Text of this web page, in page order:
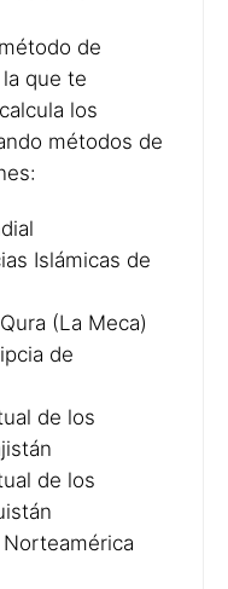
de
que te
los
métodos de
Islámicas de
(La Meca)
de
de los
de los